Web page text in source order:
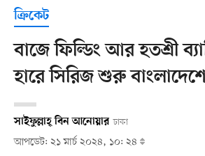
ক্রিকেট
বাজে ফিল্ডিং আর হতশ্রী
হারে সিরিজ শুরু
সাইফুল্লাহ্ বিন আনোয়ার ঢাকা
আপডেট: ২১ মার্চ ২০২৪, ১০: ২৪